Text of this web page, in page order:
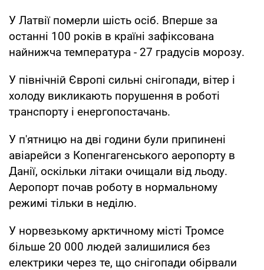
У Латвії померли шість осіб. Вперше за
останні 100 років в країні зафіксована
найнижча температура - 27 градусів морозу.
У північній Європі сильні снігопади, вітер і
холоду викликають порушення в роботі
транспорту і енергопостачань.
У п'ятницю на дві години були припинені
авіарейси з Копенгагенського аеропорту в
Данії, оскільки літаки очищали від льоду.
Аеропорт почав роботу в нормальному
режимі тільки в неділю.
У норвезькому арктичному місті Тромсе
більше 20 000 людей залишилися без
електрики через те, що снігопади обірвали